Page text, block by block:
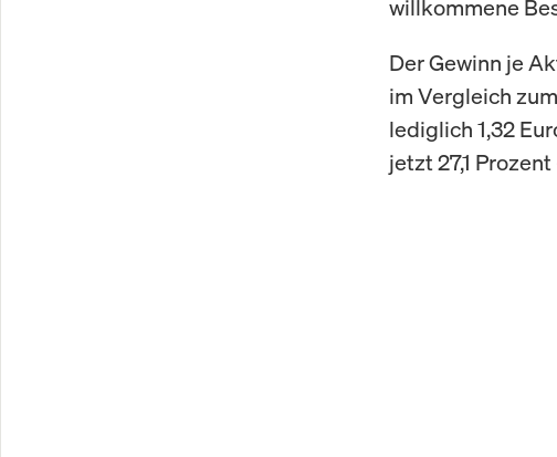
willkommene
Der Gewinn je
im Vergleich
lediglich 1,32
jetzt 27,1